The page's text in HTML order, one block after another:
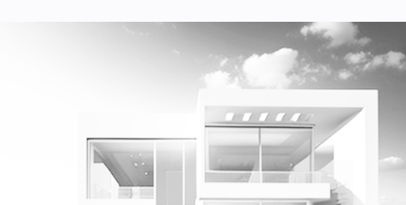
Kontakt oss:
Abonner på fagbladet Byggfakta Nyheter